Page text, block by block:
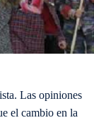
Las opiniones
el cambio en la